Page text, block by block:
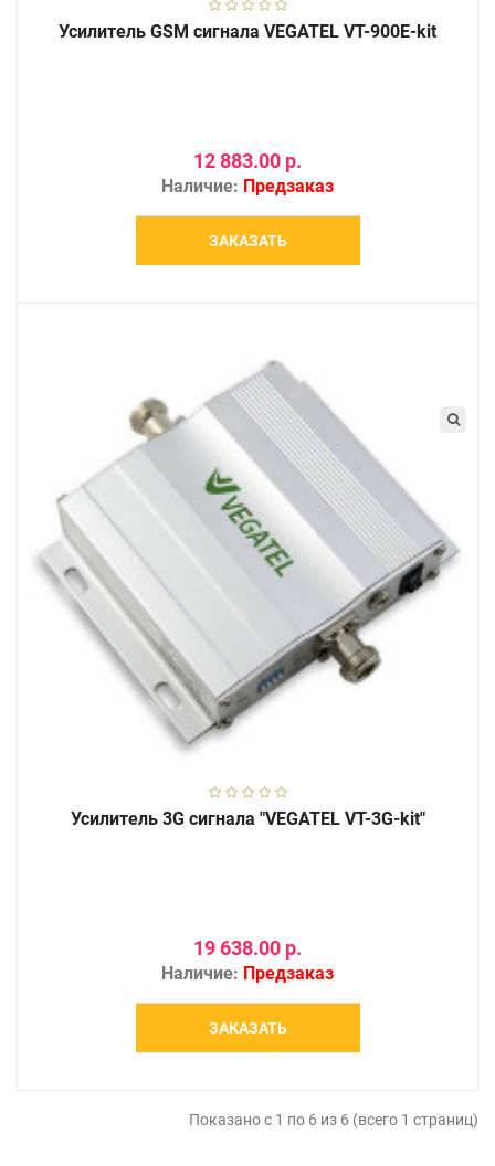
Усилитель GSM сигнала VEGATEL VT-900E-kit
12 883.00 р.
Наличие: Предзаказ
ЗАКАЗАТЬ
Усилитель 3G сигнала "VEGATEL VT-3G-kit"
19 638.00 р.
Наличие: Предзаказ
ЗАКАЗАТЬ
Показано с 1 по 6 из 6 (всего 1 страниц)